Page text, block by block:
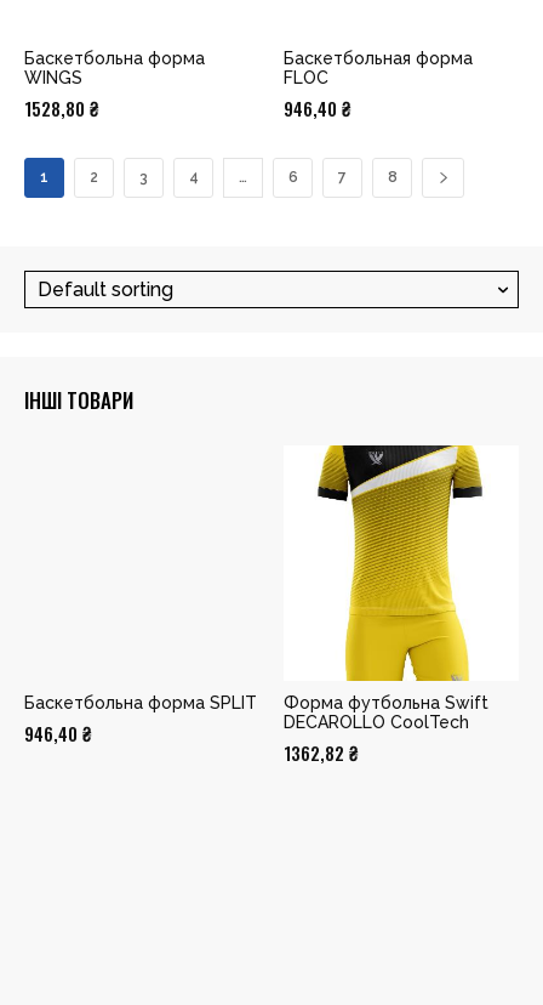
Баскетбольна форма
WINGS
1528,80 ₴
Баскетбольная форма
FLOC
946,40 ₴
1 2 3 4 … 6 7 8
ІНШІ ТОВАРИ
Баскетбольна форма SPLIT
946,40 ₴
Форма футбольна Swift
DECAROLLO CoolTech
1362,82 ₴